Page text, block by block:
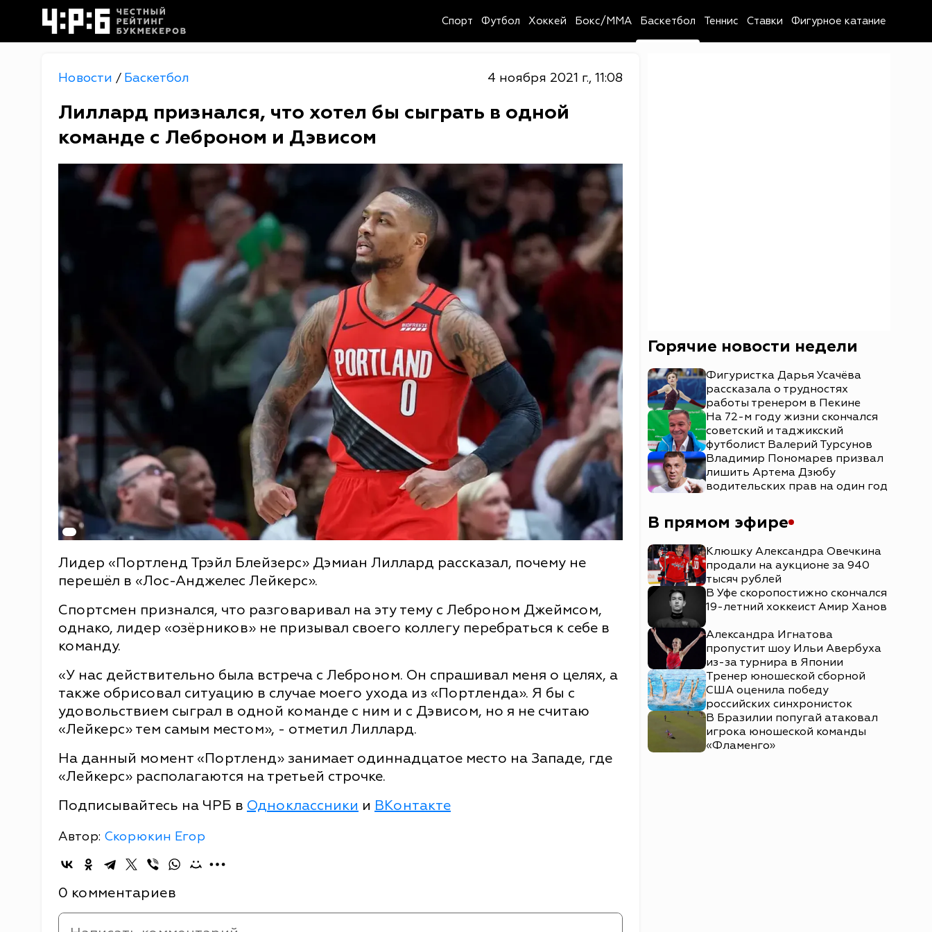
Спорт Футбол Хоккей Бокс/MMA Баскетбол Теннис Ставки Фигурное катание
Новости / Баскетбол 4 ноября 2021 г., 11:08
Лиллард признался, что хотел бы сыграть в одной
команде с Леброном и Дэвисом
Лидер «Портленд Трэйл Блейзерс» Дэмиан Лиллард рассказал, почему не
перешёл в «Лос-Анджелес Лейкерс».
Спортсмен признался, что разговаривал на эту тему с Леброном Джеймсом,
однако, лидер «озёрников» не призывал своего коллегу перебраться к себе в
команду.
«У нас действительно была встреча с Леброном. Он спрашивал меня о целях, а
также обрисовал ситуацию в случае моего ухода из «Портленда». Я бы с
удовольствием сыграл в одной команде с ним и с Дэвисом, но я не считаю
«Лейкерс» тем самым местом», - отметил Лиллард.
На данный момент «Портленд» занимает одиннадцатое место на Западе, где
«Лейкерс» располагаются на третьей строчке.
Подписывайтесь на ЧРБ в Одноклассники и ВКонтакте
Автор: Скорюкин Егор
0 комментариев
Горячие новости недели
Фигуристка Дарья Усачёва
рассказала о трудностях
работы тренером в Пекине
На 72-м году жизни скончался
советский и таджикский
футболист Валерий Турсунов
Владимир Пономарев призвал
лишить Артема Дзюбу
водительских прав на один год
В прямом эфире
Клюшку Александра Овечкина
продали на аукционе за 940
тысяч рублей
В Уфе скоропостижно скончался
19-летний хоккеист Амир Ханов
Александра Игнатова
пропустит шоу Ильи Авербуха
из-за турнира в Японии
Тренер юношеской сборной
США оценила победу
российских синхронисток
В Бразилии попугай атаковал
игрока юношеской команды
«Фламенго»